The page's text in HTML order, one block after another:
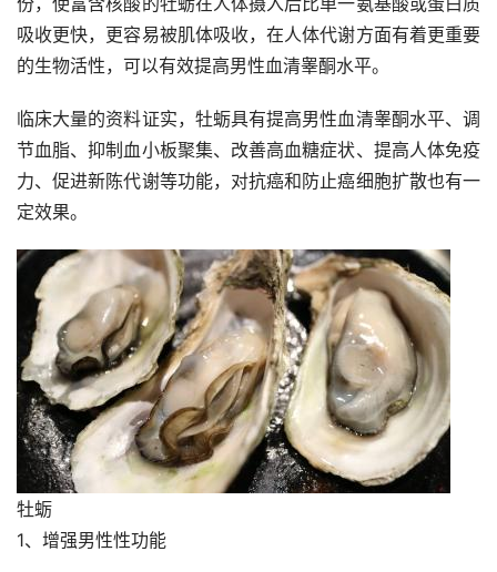
吸收更快，更容易被肌体吸收，在人体代谢方面有着更重要
的生物活性，可以有效提高男性血清睾酮水平。
临床大量的资料证实，牡蛎具有提高男性血清睾酮水平、调
节血脂、抑制血小板聚集、改善高血糖症状、提高人体免疫
力、促进新陈代谢等功能，对抗癌和防止癌细胞扩散也有一
定效果。
牡蛎
1、增强男性性功能